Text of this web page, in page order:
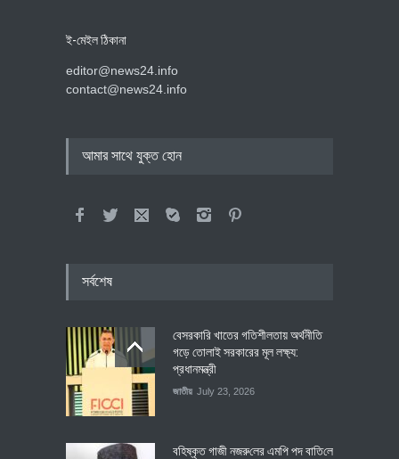
ই-মেইল ঠিকানা
editor@news24.info
contact@news24.info
আমার সাথে যুক্ত হোন
সর্বশেষ
বেসরকারি খাতের গতিশীলতায় অর্থনীতি
গড়ে তোলাই সরকারের মূল লক্ষ্য:
প্রধানমন্ত্রী
জাতীয় July 23, 2026
বহিষ্কৃত গাজী নজরু‌লের এম‌পি পদ বা‌তি‌লে